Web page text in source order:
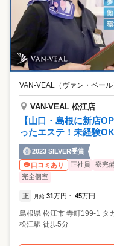
VAN-VEAL（ヴァン・ベール
VAN-VEAL 松江店
【山口・島根に新店
ったエステ！未経験
2023 SILVER受賞
口コミあり
正社員 寮完
完全個室
正 月給 31万円 ~ 45万円
島根県 松江市 寺町199-1 タ
松江駅 徒歩5分